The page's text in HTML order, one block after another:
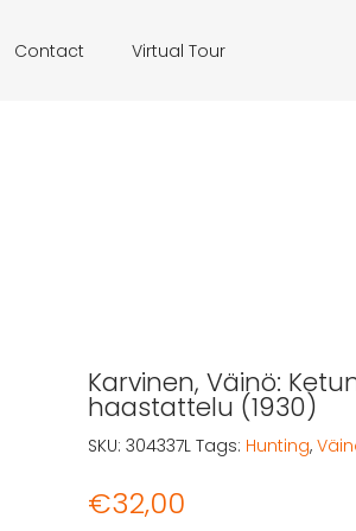
Contact Virtual Tour
Karvinen, Väinö:
haastattelu (1930)
€32,00
SKU: 304337L Tags: Hunting,